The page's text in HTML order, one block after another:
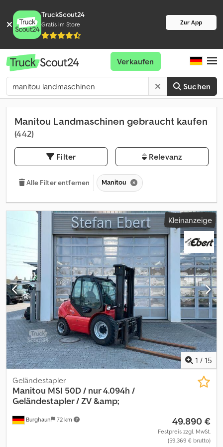
TruckScout24
Gratis im Store Zur App
Suchen
Verkaufen
Manitou Landmaschinen gebraucht kaufen
(442)
Filter Relevanz
Alle Filter entfernen Manitou
Kleinanzeige
1 / 15
Burghaun 72 km
Geländestapler
Manitou MSI 50D / nur 4.094h /
Geländestapler / ZV &amp;
49.890 €
Festpreis zzgl. MwSt.
(59.369 € brutto)